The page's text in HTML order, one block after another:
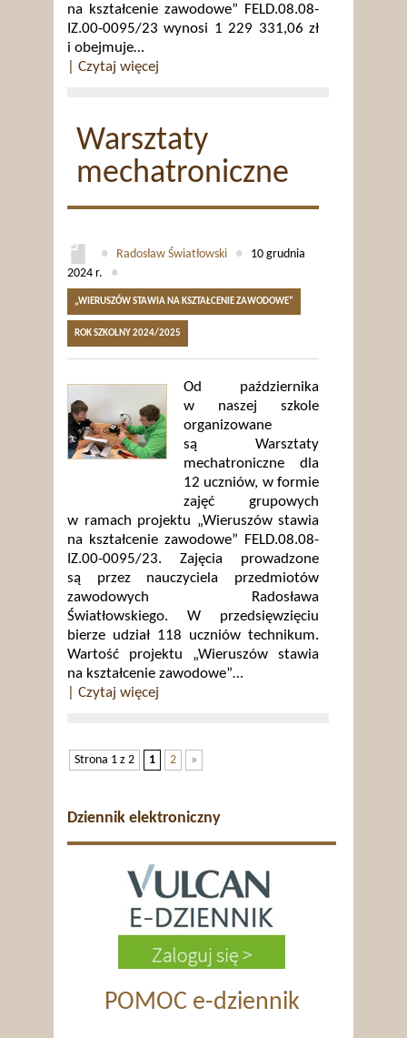
na kształcenie zawodowe” FELD.08.08-
IZ.00-0095/23 wynosi 1 229 331,06 zł
i obejmuje…
| Czytaj więcej
Warsztaty
mechatroniczne
● Radosław Światłowski ●
10 grudnia
2024 r.
●
„WIERUSZÓW STAWIA NA KSZTAŁCENIE ZAWODOWE”
ROK SZKOLNY 2024/2025
Od października
w naszej szkole
organizowane
są Warsztaty
mechatroniczne dla
12 uczniów, w formie
zajęć grupowych
w ramach projektu „Wieruszów stawia
na kształcenie zawodowe” FELD.08.08-
IZ.00-0095/23. Zajęcia prowadzone
są przez nauczyciela przedmiotów
zawodowych Radosława
Światłowskiego. W przedsięwzięciu
bierze udział 118 uczniów technikum.
Wartość projektu „Wieruszów stawia
na kształcenie zawodowe”…
| Czytaj więcej
Strona 1 z 2 1 2 »
Dziennik elektroniczny
POMOC e-dziennik